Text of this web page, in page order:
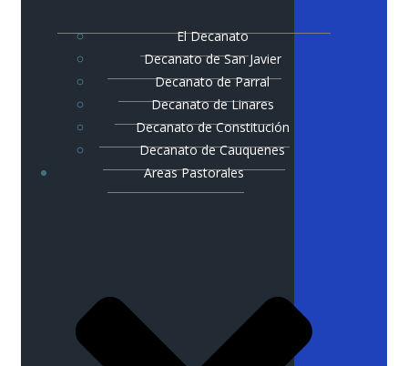
El Decanato
Decanato de San Javier
Decanato de Parral
Decanato de Linares
Decanato de Constitución
Decanato de Cauquenes
Areas Pastorales